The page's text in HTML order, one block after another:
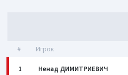
# Игрок
1 Ненад ДИМИТРИЕВИЧ